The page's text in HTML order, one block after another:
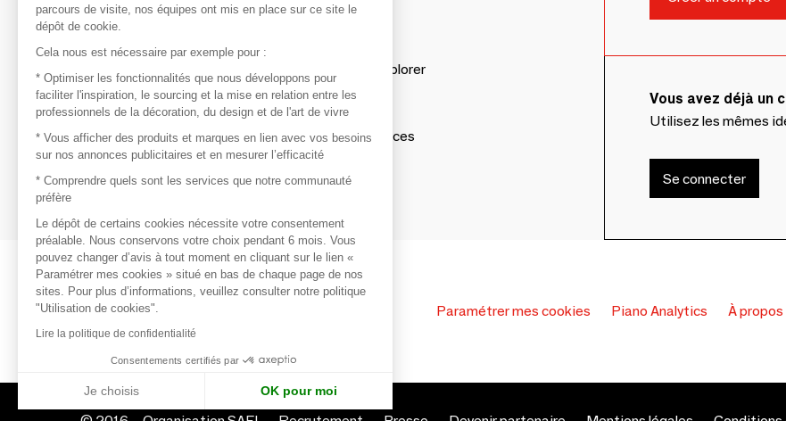
Découvrir
Les produits de milliers de fournisseurs à explorer
S'inspirer
Inspiration et sélections de produits tendances
Contacter
Vous avez déjà un
Utilisez les mêmes
Se connecter
Paramétrer mes cookies Piano Analytics À propos
parcours de visite, nos équipes ont mis en place sur ce site le
dépôt de cookie.
Cela nous est nécessaire par exemple pour :
* Optimiser les fonctionnalités que nous développons pour
faciliter l'inspiration, le sourcing et la mise en relation entre les
professionnels de la décoration, du design et de l'art de vivre
* Vous afficher des produits et marques en lien avec vos besoins
sur nos annonces publicitaires et en mesurer l’efficacité
* Comprendre quels sont les services que notre communauté
préfère
Le dépôt de certains cookies nécessite votre consentement
préalable. Nous conservons votre choix pendant 6 mois. Vous
pouvez changer d’avis à tout moment en cliquant sur le lien «
Paramétrer mes cookies » situé en bas de chaque page de nos
sites. Pour plus d’informations, veuillez consulter notre politique
"Utilisation de cookies".
Lire la politique de confidentialité
Consentements certifiés par
Je choisis OK pour moi